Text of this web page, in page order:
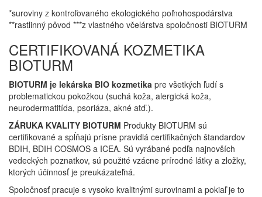
*suroviny z kontroľovaného ekologického poľnohospodárstva
**rastlinný pôvod ***z vlastného včelárstva spoločnosti BIOTURM
CERTIFIKOVANÁ KOZMETIKA
BIOTURM
BIOTURM je lekárska BIO kozmetika pre všetkých ľudí s
problematickou pokožkou (suchá koža, alergická koža,
neurodermatitída, psoriáza, akné atď.).
ZÁRUKA KVALITY BIOTURM Produkty BIOTURM sú
certifikované a spĺňajú prísne pravidlá certifikačných štandardov
BDIH, BDIH COSMOS a ICEA. Sú vyrábané podľa najnovších
vedeckých poznatkov, sú použité vzácne prírodné látky a zložky,
ktorých účinnosť je preukázateľná.
Spoločnosť pracuje s vysoko kvalitnými surovinami a pokiaľ je to